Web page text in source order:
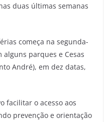
duas últimas semanas
começa na segunda-
alguns parques e Cesas
André), em dez datas,
facilitar o acesso aos
prevenção e orientação